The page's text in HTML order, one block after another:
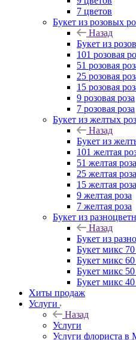
7 цветов
Букет из розовых
Назад
Букет из
101 розовая
51 розовая
25 розовая
15 розовая
9 розовая роза
7 розовая роза
Букет из желтых роз
Назад
Букет из
101 желтая
51 желтая роза
25 желтая роза
15 желтая роза
9 желтая роза
7 желтая роза
Букет из
Назад
Букет из
Букет микс
Букет микс
Букет микс
Букет микс
Хиты продаж
Услуги
Назад
Услуги
Услуги флориста в